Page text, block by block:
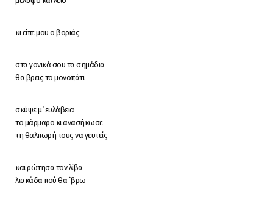
κι είπε μου ο βοριάς
στα γονικά σου τα σημάδια
θα βρεις το μονοπάτι
σκύψε μ’ ευλάβεια
το μάρμαρο κι ανασήκωσε
τη θαλπωρή τους να γευτείς
και ρώτησα τον λίβα
λιακάδα πού θα `βρω